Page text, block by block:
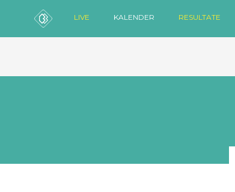
LIVE KALENDER RESULTATE